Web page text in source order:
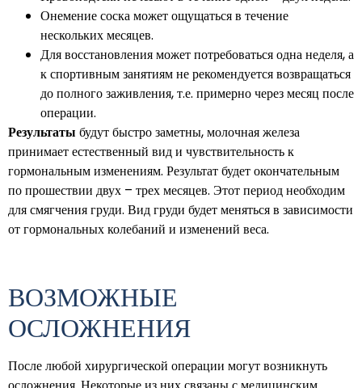
Онемение соска может ощущаться в течение
нескольких месяцев.
Для восстановления может потребоваться одна неделя, а
к спортивным занятиям не рекомендуется возвращаться
до полного заживления, т.е. примерно через месяц после
операции.
Результаты будут быстро заметны, молочная железа
принимает естественный вид и чувствительность к
гормональным изменениям. Результат будет окончательным
по прошествии двух – трех месяцев. Этот период необходим
для смягчения груди. Вид груди будет меняться в зависимости
от гормональных колебаний и изменений веса.
ВОЗМОЖНЫЕ
ОСЛОЖНЕНИЯ
После любой хирургической операции могут возникнуть